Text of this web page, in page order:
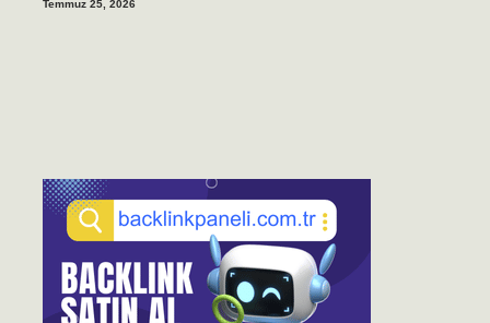
Temmuz 25, 2026